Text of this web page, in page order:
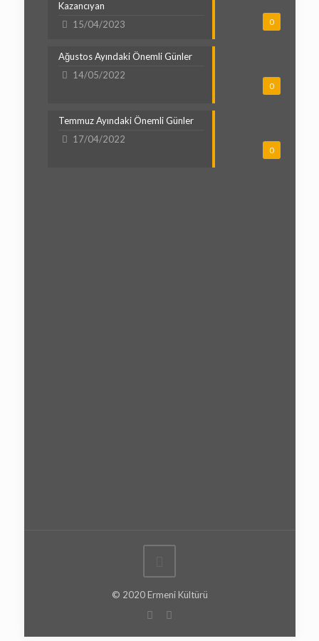
0
Kazancıyan
15/04/2023
0
Ağustos Ayındaki Önemli Günler
14/05/2022
0
Temmuz Ayındaki Önemli Günler
17/04/2022
© 2020 Ermeni Kültürü